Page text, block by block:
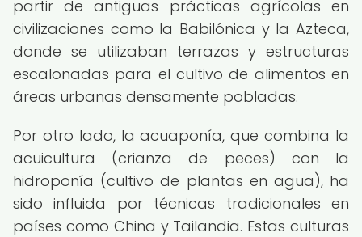
partir de antiguas prácticas agrícolas en
civilizaciones como la Babilónica y la Azteca,
donde se utilizaban terrazas y estructuras
escalonadas para el cultivo de alimentos en
áreas urbanas densamente pobladas.
Por otro lado, la acuaponía, que combina la
acuicultura (crianza de peces) con la
hidroponía (cultivo de plantas en agua), ha
sido influida por técnicas tradicionales en
países como China y Tailandia. Estas culturas